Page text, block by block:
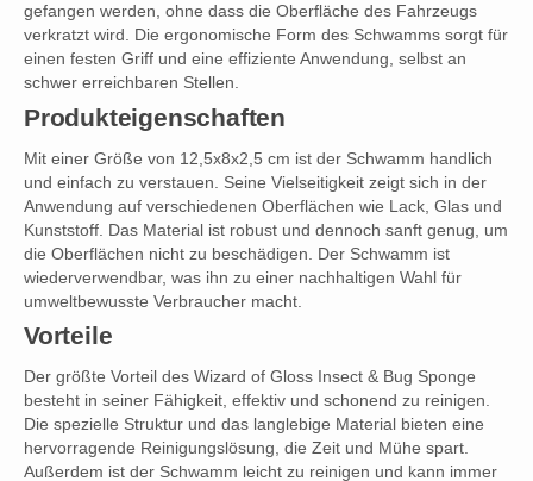
gefangen werden, ohne dass die Oberfläche des Fahrzeugs
verkratzt wird. Die ergonomische Form des Schwamms sorgt für
einen festen Griff und eine effiziente Anwendung, selbst an
schwer erreichbaren Stellen.
Produkteigenschaften
Mit einer Größe von 12,5x8x2,5 cm ist der Schwamm handlich
und einfach zu verstauen. Seine Vielseitigkeit zeigt sich in der
Anwendung auf verschiedenen Oberflächen wie Lack, Glas und
Kunststoff. Das Material ist robust und dennoch sanft genug, um
die Oberflächen nicht zu beschädigen. Der Schwamm ist
wiederverwendbar, was ihn zu einer nachhaltigen Wahl für
umweltbewusste Verbraucher macht.
Vorteile
Der größte Vorteil des Wizard of Gloss Insect & Bug Sponge
besteht in seiner Fähigkeit, effektiv und schonend zu reinigen.
Die spezielle Struktur und das langlebige Material bieten eine
hervorragende Reinigungslösung, die Zeit und Mühe spart.
Außerdem ist der Schwamm leicht zu reinigen und kann immer